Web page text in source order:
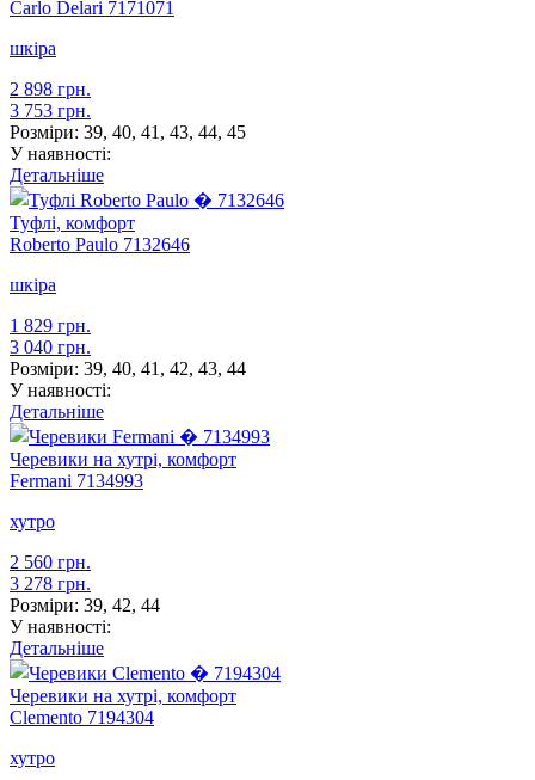
Carlo Delari 7171071
шкіра
2 898 грн.
3 753 грн.
Розміри: 39, 40, 41, 43, 44, 45
У наявності:
Детальніше
Туфлі, комфорт
Roberto Paulo 7132646
шкіра
1 829 грн.
3 040 грн.
Розміри: 39, 40, 41, 42, 43, 44
У наявності:
Детальніше
Черевики на хутрі, комфорт
Fermani 7134993
хутро
2 560 грн.
3 278 грн.
Розміри: 39, 42, 44
У наявності:
Детальніше
Черевики на хутрі, комфорт
Clemento 7194304
хутро